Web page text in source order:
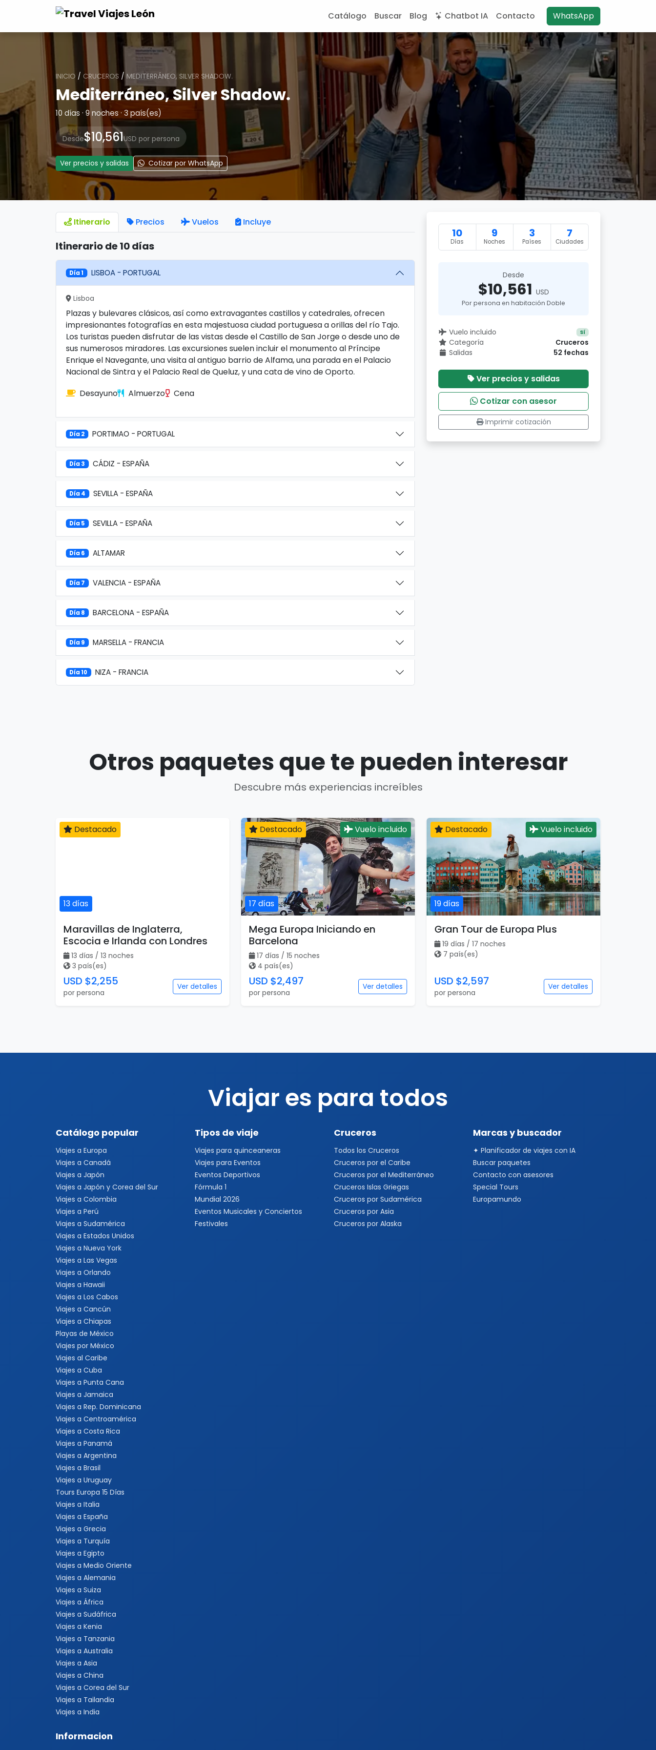
Catálogo Buscar Blog Chatbot IA Contacto WhatsApp
INICIO / CRUCEROS / MEDITERRÁNEO, SILVER SHADOW.
Mediterráneo, Silver Shadow.
10 días · 9 noches · 3 país(es)
Desde$10,561USD por persona
Ver precios y salidas Cotizar por WhatsApp
Itinerario Precios Vuelos Incluye
Itinerario de 10 días
Día 1 LISBOA - PORTUGAL
Lisboa
Plazas y bulevares clásicos, así como extravagantes castillos y catedrales, ofrecen
impresionantes fotografías en esta majestuosa ciudad portuguesa a orillas del río Tajo.
Los turistas pueden disfrutar de las vistas desde el Castillo de San Jorge o desde uno de
sus numerosos miradores. Las excursiones suelen incluir el monumento al Príncipe
Enrique el Navegante, una visita al antiguo barrio de Alfama, una parada en el Palacio
Nacional de Sintra y el Palacio Real de Queluz, y una cata de vino de Oporto.
Desayuno
Almuerzo Cena
Día 2 PORTIMAO - PORTUGAL
Día 3 CÁDIZ - ESPAÑA
Día 4 SEVILLA - ESPAÑA
Día 5 SEVILLA - ESPAÑA
Día 6 ALTAMAR
Día 7 VALENCIA - ESPAÑA
Día 8 BARCELONA - ESPAÑA
Día 9 MARSELLA - FRANCIA
Día 10 NIZA - FRANCIA
10
Días
9
Noches
3
Países
7
Ciudades
Desde
$10,561 USD
Por persona en habitación Doble
Vuelo incluido Sí
Categoría
Cruceros
Salidas
52 fechas
Ver precios y salidas
Cotizar con asesor
Imprimir cotización
Otros paquetes que te pueden interesar
Descubre más experiencias increíbles
13 días
Destacado
Maravillas de Inglaterra,
Escocia e Irlanda con Londres
13 días / 13 noches
3 país(es)
USD $2,255
por persona
Ver detalles
17 días
Destacado Vuelo incluido
Mega Europa Iniciando en
Barcelona
17 días / 15 noches
4 país(es)
USD $2,497
por persona
Ver detalles
19 días
Destacado Vuelo incluido
Gran Tour de Europa Plus
19 días / 17 noches
7 país(es)
USD $2,597
por persona
Ver detalles
Viajar es para todos
Catálogo popular
Viajes a Europa
Viajes a Canadá
Viajes a Japón
Viajes a Japón y Corea del Sur
Viajes a Colombia
Viajes a Perú
Viajes a Sudamérica
Viajes a Estados Unidos
Viajes a Nueva York
Viajes a Las Vegas
Viajes a Orlando
Viajes a Hawaii
Viajes a Los Cabos
Viajes a Cancún
Viajes a Chiapas
Playas de México
Viajes por México
Viajes al Caribe
Viajes a Cuba
Viajes a Punta Cana
Viajes a Jamaica
Viajes a Rep. Dominicana
Viajes a Centroamérica
Viajes a Costa Rica
Viajes a Panamá
Viajes a Argentina
Viajes a Brasil
Viajes a Uruguay
Tours Europa 15 Días
Viajes a Italia
Viajes a España
Viajes a Grecia
Viajes a Turquía
Viajes a Egipto
Viajes a Medio Oriente
Viajes a Alemania
Viajes a Suiza
Viajes a África
Viajes a Sudáfrica
Viajes a Kenia
Viajes a Tanzania
Viajes a Australia
Viajes a Asia
Viajes a China
Viajes a Corea del Sur
Viajes a Tailandia
Viajes a India
Tipos de viaje
Viajes para quinceaneras
Viajes para Eventos
Eventos Deportivos
Fórmula 1
Mundial 2026
Eventos Musicales y Conciertos
Festivales
Cruceros
Todos los Cruceros
Cruceros por el Caribe
Cruceros por el Mediterráneo
Cruceros Islas Griegas
Cruceros por Sudamérica
Cruceros por Asia
Cruceros por Alaska
Marcas y buscador
✦ Planificador de viajes con IA
Buscar paquetes
Contacto con asesores
Special Tours
Europamundo
Informacion